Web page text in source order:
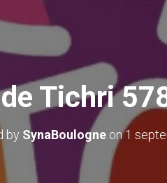
Tichri
by SynaBoulogneon1